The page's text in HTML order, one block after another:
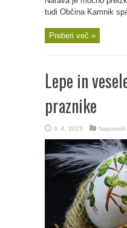
tudi Občina Kamnik
Preberi več »
Lepe in
praznike
9. 4. 2023 Napovedi